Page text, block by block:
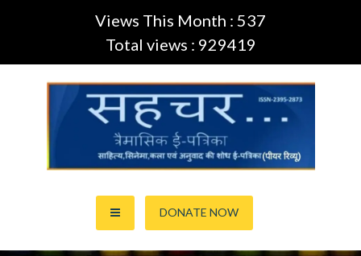
Views This Month : 537
Total views : 929419
सहचर ई-पत्रिका… (ISSN:2395-
2873)
DONATE NOW